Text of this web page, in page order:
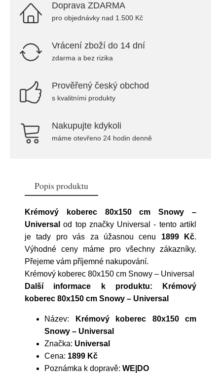
Doprava ZDARMA
pro objednávky nad 1.500 Kč
Vrácení zboží do 14 dní
zdarma a bez rizika
Prověřený český obchod
s kvalitními produkty
Nakupujte kdykoli
máme otevřeno 24 hodin denně
Popis produktu
Krémový koberec 80x150 cm Snowy –
Universal od top značky Universal
- tento artikl
je tady pro vás za úžasnou cenu 1899 Kč.
Výhodné ceny máme pro všechny zákazníky.
Přejeme vám příjemné nakupování.
Krémový koberec 80x150 cm Snowy – Universal
Další informace k produktu: Krémový
koberec 80x150 cm Snowy – Universal
Název:
Krémový koberec 80x150 cm
Snowy – Universal
Značka: Universal
Cena: 1899 Kč
Poznámka k dopravě: WE|DO